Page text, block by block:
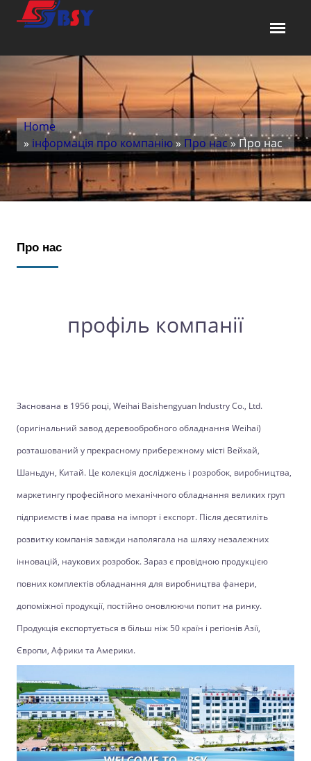
Home
» інформація про компанію» Про нас» Про нас
Про нас
профіль компанії
Заснована в 1956 році, Weihai Baishengyuan Industry Co., Ltd.
(оригінальний завод деревообробного обладнання Weihai)
розташований у прекрасному прибережному місті Вейхай,
Шаньдун, Китай. Це колекція досліджень і розробок, виробництва,
маркетингу професійного механічного обладнання великих груп
підприємств і має права на імпорт і експорт. Після десятиліть
розвитку компанія завжди наполягала на шляху незалежних
інновацій, наукових розробок. Зараз є провідною продукцією
повних комплектів обладнання для виробництва фанери,
допоміжної продукції, постійно оновлюючи попит на ринку.
Продукція експортується в більш ніж 50 країн і регіонів Азії,
Європи, Африки та Америки.